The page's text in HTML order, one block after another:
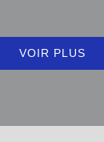
VOIR PLUS